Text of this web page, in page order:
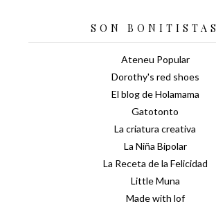
SON BONITISTAS
Ateneu Popular
Dorothy's red shoes
El blog de Holamama
Gatotonto
La criatura creativa
La Niña Bipolar
La Receta de la Felicidad
Little Muna
Made with lof